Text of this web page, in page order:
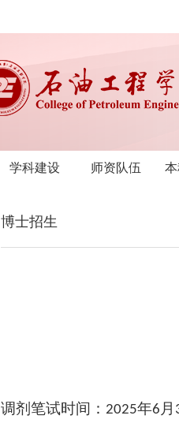
学科建设 师资队伍
博士招生
调剂笔试时间： 2025年6 月